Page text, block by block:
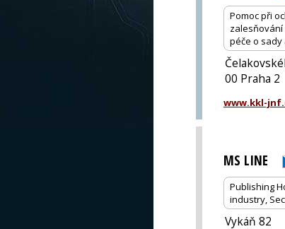
Pomoc při
péče o
00 Praha 2
www.kkl-
MS LINE
Publishing
industry,
Vykáň 82